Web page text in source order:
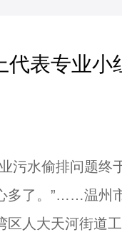
代表专业
水偷排问题终
多了。”……温州
人大天河街道